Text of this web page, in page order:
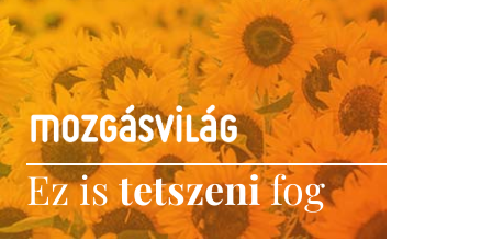
Ez istetszenifog